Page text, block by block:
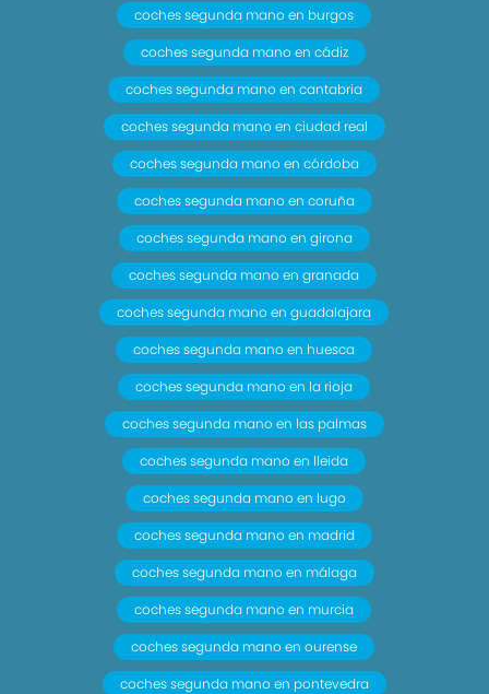
coches segunda mano en burgos
coches segunda mano en cádiz
coches segunda mano en cantabria
coches segunda mano en ciudad real
coches segunda mano en córdoba
coches segunda mano en coruña
coches segunda mano en girona
coches segunda mano en granada
coches segunda mano en guadalajara
coches segunda mano en huesca
coches segunda mano en la rioja
coches segunda mano en las palmas
coches segunda mano en lleida
coches segunda mano en lugo
coches segunda mano en madrid
coches segunda mano en málaga
coches segunda mano en murcia
coches segunda mano en ourense
coches segunda mano en pontevedra